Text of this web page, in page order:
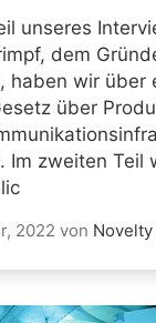
unseres
dem
haben wir über
über
Im zweiten Teil
2022 von